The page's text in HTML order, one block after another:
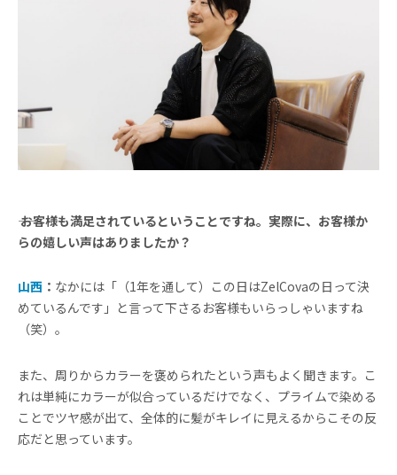
―― お客様も満足されているということですね。実際に、お客様か
らの嬉しい声はありましたか？
山西 ： なかには「（1年を通して）この日はZelCovaの日って決
めているんです」と言って下さるお客様もいらっしゃいますね
（笑）。
また、周りからカラーを褒められたという声もよく聞きます。こ
れは単純にカラーが似合っているだけでなく、プライムで染める
ことでツヤ感が出て、全体的に髪がキレイに見えるからこその反
応だと思っています。